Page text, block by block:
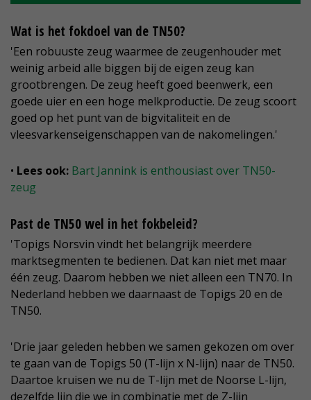
Wat is het fokdoel van de TN50?
'Een robuuste zeug waarmee de zeugenhouder met
weinig arbeid alle biggen bij de eigen zeug kan
grootbrengen. De zeug heeft goed beenwerk, een
goede uier en een hoge melkproductie. De zeug scoort
goed op het punt van de bigvitaliteit en de
vleesvarkenseigenschappen van de nakomelingen.'
• Lees ook: Bart Jannink is enthousiast over TN50-
zeug
Past de TN50 wel in het fokbeleid?
'Topigs Norsvin vindt het belangrijk meerdere
marktsegmenten te bedienen. Dat kan niet met maar
één zeug. Daarom hebben we niet alleen een TN70. In
Nederland hebben we daarnaast de Topigs 20 en de
TN50.
'Drie jaar geleden hebben we samen gekozen om over
te gaan van de Topigs 50 (T-lijn x N-lijn) naar de TN50.
Daartoe kruisen we nu de T-lijn met de Noorse L-lijn,
dezelfde lijn die we in combinatie met de Z-lijn